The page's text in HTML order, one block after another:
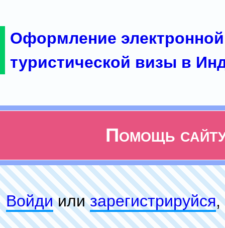
Оформление электронной
туристической визы в
Помощь
Войдиилизарeгиcтpируйся,